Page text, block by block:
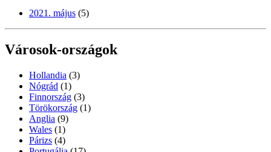
2021. május (5)
Városok-országok
Hollandia (3)
Nógrád (1)
Finnország (3)
Törökország (1)
Anglia (9)
Wales (1)
Párizs (4)